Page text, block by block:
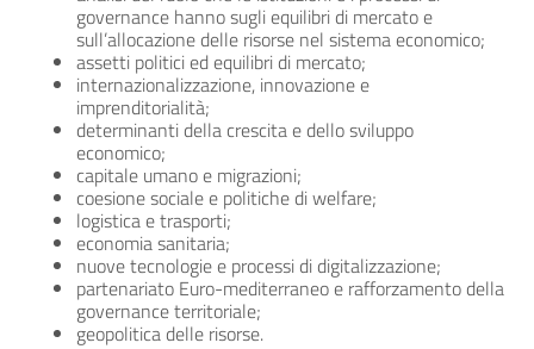
governance hanno sugli equilibri di mercato e
sull’allocazione delle risorse nel sistema economico;
assetti politici ed equilibri di mercato;
internazionalizzazione, innovazione e
imprenditorialità;
determinanti della crescita e dello sviluppo
economico;
capitale umano e migrazioni;
coesione sociale e politiche di welfare;
logistica e trasporti;
economia sanitaria;
nuove tecnologie e processi di digitalizzazione;
partenariato Euro-mediterraneo e rafforzamento della
governance territoriale;
geopolitica delle risorse.